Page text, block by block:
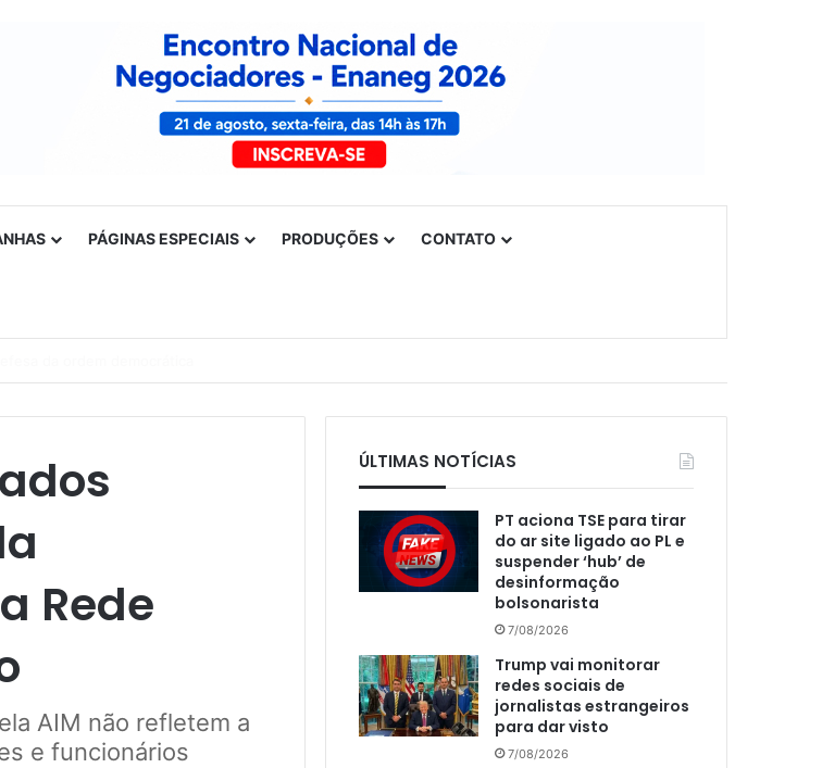
PÁGINAS ESPECIAIS PRODUÇÕES CONTATO
Rede
AIM não refletem a
e funcionários
ÚLTIMAS NOTÍCIAS
PT aciona TSE para tirar
do ar site ligado ao PL e
suspender ‘hub’ de
desinformação
bolsonarista
7/08/2026
Trump vai monitorar
redes sociais de
jornalistas estrangeiros
para dar visto
7/08/2026